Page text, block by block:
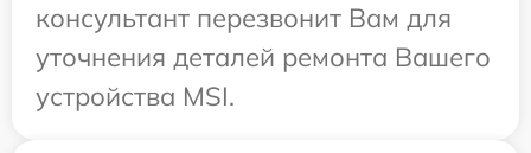
консультант перезвонит Вам для
уточнения деталей ремонта Вашего
устройства MSI.